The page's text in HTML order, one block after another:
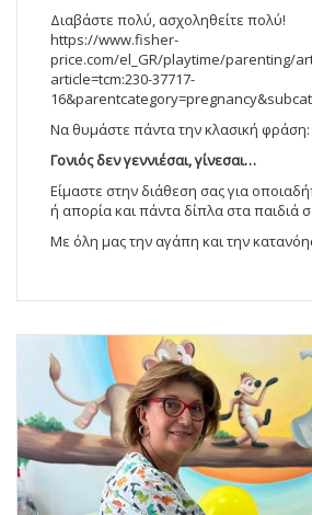
Διαβάστε πολύ, ασχοληθείτε πολύ!
https://www.fisher-
price.com/el_GR/playtime/parenting/
article=tcm:230-37717-
Να θυμάστε πάντα την κλασική φράση:
Γονιός δεν γεννιέσαι, γίνεσαι…
Είμαστε στην διάθεση σας για
ή απορία και πάντα δίπλα στα παιδιά
Με όλη μας την αγάπη και την